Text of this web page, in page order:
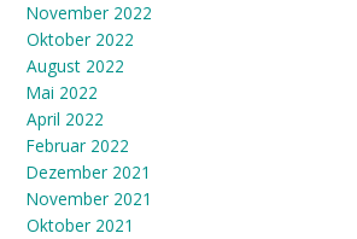
November 2022
Oktober 2022
August 2022
Mai 2022
April 2022
Februar 2022
Dezember 2021
November 2021
Oktober 2021